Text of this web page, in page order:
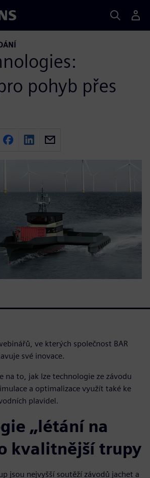
pohyb přes
ve kterých společnost BAR
své inovace.
na to, jak lze technologie ze závodu
a optimalizace využít také ke
plavidel.
„létání na
kvalitnější trupy
jsou nejvyšší soutěží závodů jachet a